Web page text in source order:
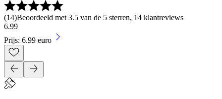
(14)Beoordeeld met 3.5 van de 5 sterren, 14 klantreviews
6.99
Prijs: 6.99 euro